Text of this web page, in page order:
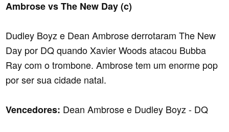
Ambrose vs The New Day (c)
Dudley Boyz e Dean Ambrose derrotaram The New
Day por DQ quando Xavier Woods atacou Bubba
Ray com o trombone. Ambrose tem um enorme pop
por ser sua cidade natal.
Vencedores: Dean Ambrose e Dudley Boyz - DQ